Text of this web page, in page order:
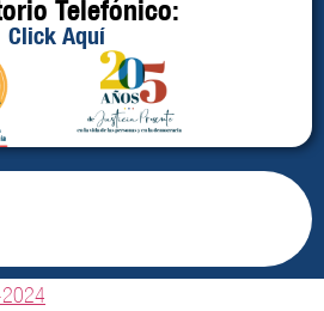
Telefónico:
Click Aquí
2024